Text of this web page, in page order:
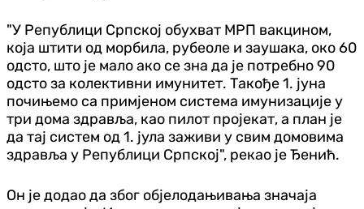
"У Републици Српској обухват МРП вакцином,
која штити од морбила, рубеоле и заушака, око 60
одсто, што је мало ако се зна да је потребно 90
одсто за колективни имунитет. Такође 1. јуна
почињемо са примјеном система имунизације у
три дома здравља, као пилот пројекат, а план је
да тај систем од 1. јула заживи у свим домовима
здравља у Републици Српској", рекао је Ђенић.
Он је додао да због објелодањивања значаја